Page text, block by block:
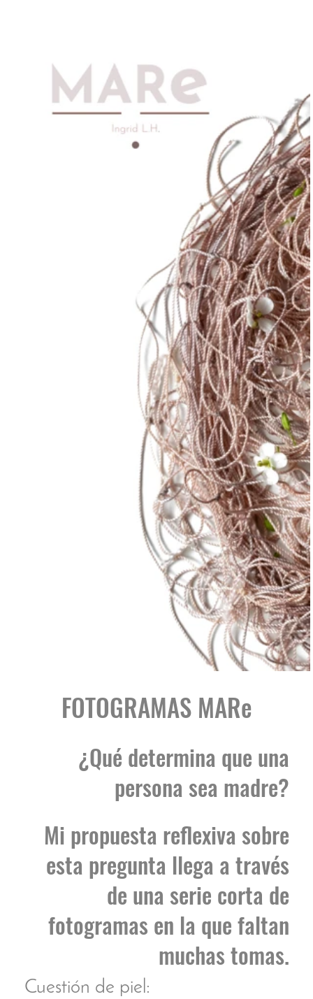
‍FOTOGRAMAS MARe
‍¿Qué determina que una
persona sea madre?
‍Mi propuesta reflexiva sobre
esta pregunta llega a través
de una serie corta de
fotogramas en la que faltan
‍Cuestión de piel:
perpetuar los genes.
‍La piel que dejo de habitar: cesión
e intencionalidad en la construcción
‍Mamá gallina:
‍El arquetipo del ser que cuida
brindando seguridad, apoyo
emocional incondicional y un
entorno de profunda confianza.
‍El nido:
‍La protección y cuidado que
favorece el desarrollo saludable e
integral del individuo frente a la